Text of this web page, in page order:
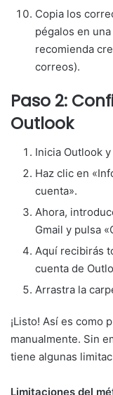
Copia los
pégalos en
recomienda
correos).
Paso 2:
Outlook
Inicia Outlook
Haz clic en
cuenta».
Ahora,
Gmail y pulsa
Aquí recibirás
cuenta de
Arrastra la
¡Listo! Así es como
manualmente. Sin
tiene algunas
Limitaciones del